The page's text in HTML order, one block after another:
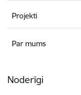
Projekti
Par mums
Noderīgi